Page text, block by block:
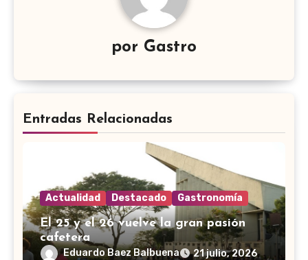
por Gastro
Entradas Relacionadas
Actualidad Destacado Gastronomía
El 25 y el 26 vuelve la gran pasión
cafetera
Eduardo Baez Balbuena 21 julio, 2026